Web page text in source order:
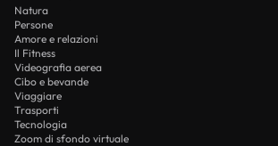
Natura
Persone
Amore e relazioni
Il Fitness
Videografia aerea
Cibo e bevande
Viaggiare
Trasporti
Tecnologia
Zoom di sfondo virtuale